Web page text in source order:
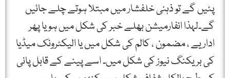
پئیں گے تو ذہنی خلفشار میں مبتلا ہوتے چلے جائیں
گے۔لہذا انفارمیشن بھلے خبر کی شکل میں ہو یا پھر
اداریے ، مضمون ، کالم کی شکل میں یا الیکٹرونک میڈیا
کی بریکنگ نیوز کی شکل میں۔ اسے پینے کے قابل پانی